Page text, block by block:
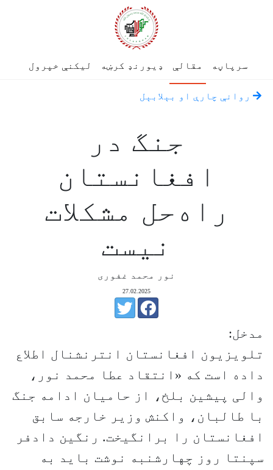
سرپاڼه مقالې ډیورنډ کرښه لیکنې خپرول
روانې چارې او بېلابېل
جنگ در
افغانستان
راه‌حل مشکلات
نیست
نور محمد غفوری
27.02.2025
مدخل:
تلویزیون افغانستان انترنشنال اطلاع
داده است که «انتقاد عطا محمد نور،
والی پیشین بلخ، از حامیان ادامه جنگ
با طالبان، واکنش وزیر خارجه سابق
افغانستان را برانگیخت. رنگین دادفر
سپنتا روز چهارشنبه نوشت باید به